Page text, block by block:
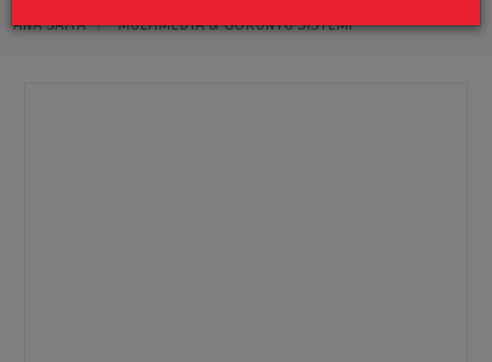
ANA SAYFA MULTIMEDYA & GÖRÜNTÜ SISTEMI